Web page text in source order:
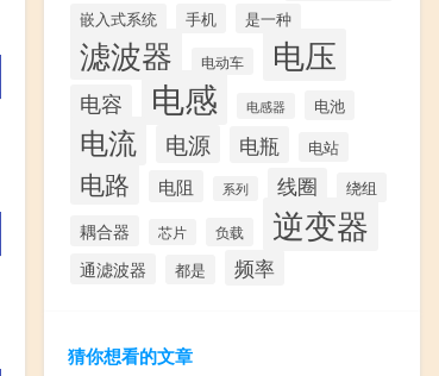
嵌入式系统 手机 是一种
滤波器 电动车 电压
电容 电感 电感器 电池
电流 电源 电瓶 电站
电路 电阻 系列 线圈 绕组
耦合器 芯片 负载 逆变器
通滤波器 都是 频率
猜你想看的文章